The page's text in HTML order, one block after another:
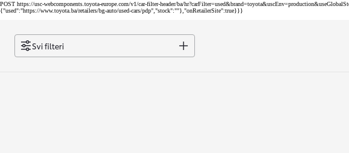
POST https://usc-webcomponents.toyota-europe.com/v1/car-filter-header/ba/
{"used":"https://www.toyota.ba/retailers/bg-auto/used-cars/pdp","stock":""},"onRetailerSite":true}}}
Svi filteri